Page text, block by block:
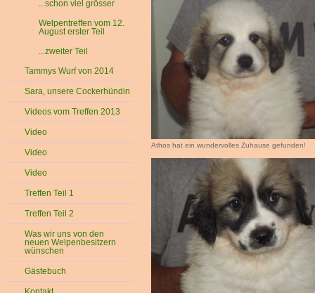
...schon viel grösser
Welpentreffen vom 12.
August erster Teil
...zweiter Teil
Tammys Wurf von 2014
Sara, unsere Cockerhündin
Videos vom Treffen 2013
Video
Video
Video
Treffen Teil 1
Treffen Teil 2
Was wir uns von den
neuen Welpenbesitzern
wünschen
Gästebuch
Athos hat ein wundervolles Zuhause gefunden!